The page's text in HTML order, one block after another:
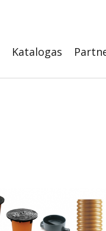
Katalogas